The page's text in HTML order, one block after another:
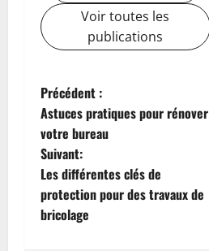
Voir toutes les
publications
N
a
v
i
Précédent :
Astuces pratiques pour rénover
votre bureau
Suivant:
Les différentes clés de
protection pour des travaux de
bricolage